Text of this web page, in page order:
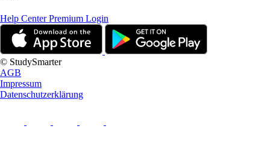
Help CenterPremium Login
© StudySmarter
AGB
Impressum
Datenschutzerklärung